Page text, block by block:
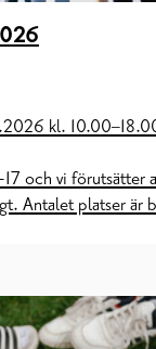
kl.
17 och vi förutsätter
Antalet platser är